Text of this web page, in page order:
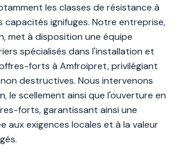
les classes de résistance à
capacités ignifuges. Notre entreprise,
met à disposition une équipe
spécialisés dans l'installation et
forts à Amfroipret, privilégiant
destructives. Nous intervenons
le scellement ainsi que l'ouverture en
forts, garantissant ainsi une
aux exigences locales et à la valeur